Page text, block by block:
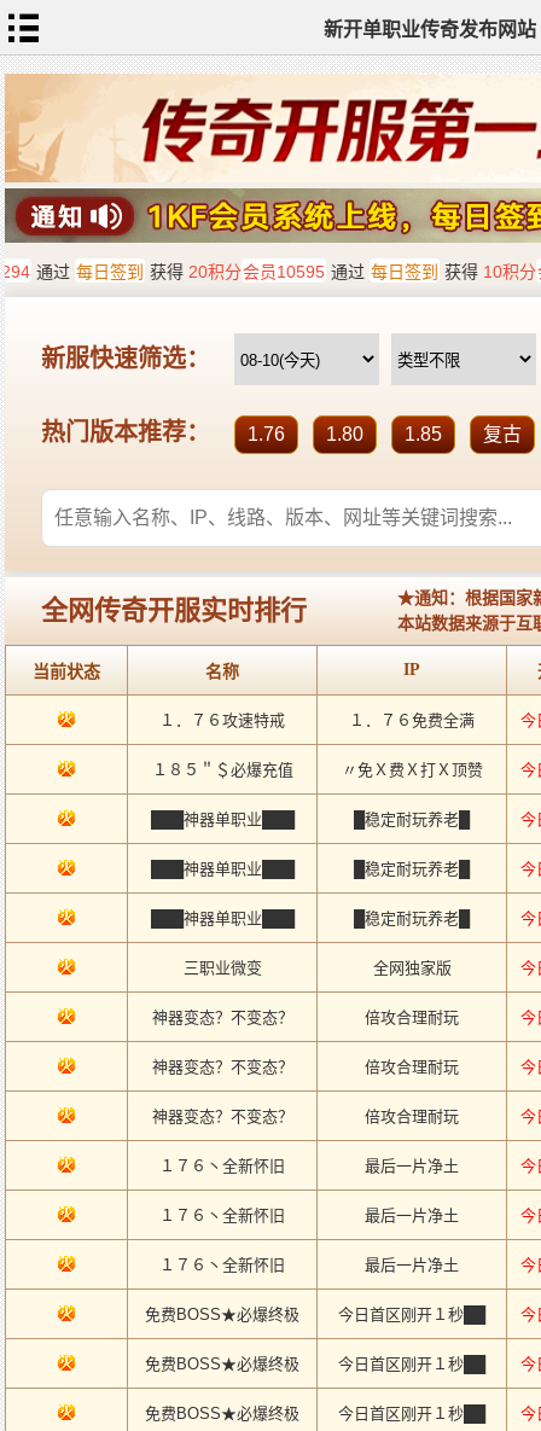
新开单职业传奇发布网站
网
站
首
页
单
职
业
传
奇
迷
失
传
奇
神
器
单
职
业
打
金
传
奇
sf
新
开
单
职
业
传
奇
全
站
标
签